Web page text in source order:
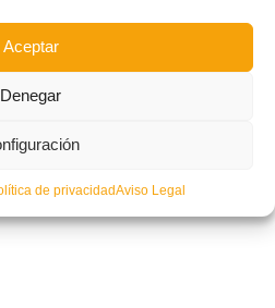
Aceptar
Denegar
de privacidadAviso Legal